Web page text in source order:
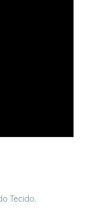
Tecido.